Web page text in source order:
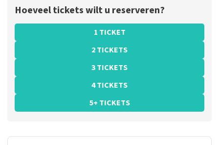
Hoeveel tickets wilt u reserveren?
1 TICKET
2 TICKETS
3 TICKETS
4 TICKETS
5+ TICKETS